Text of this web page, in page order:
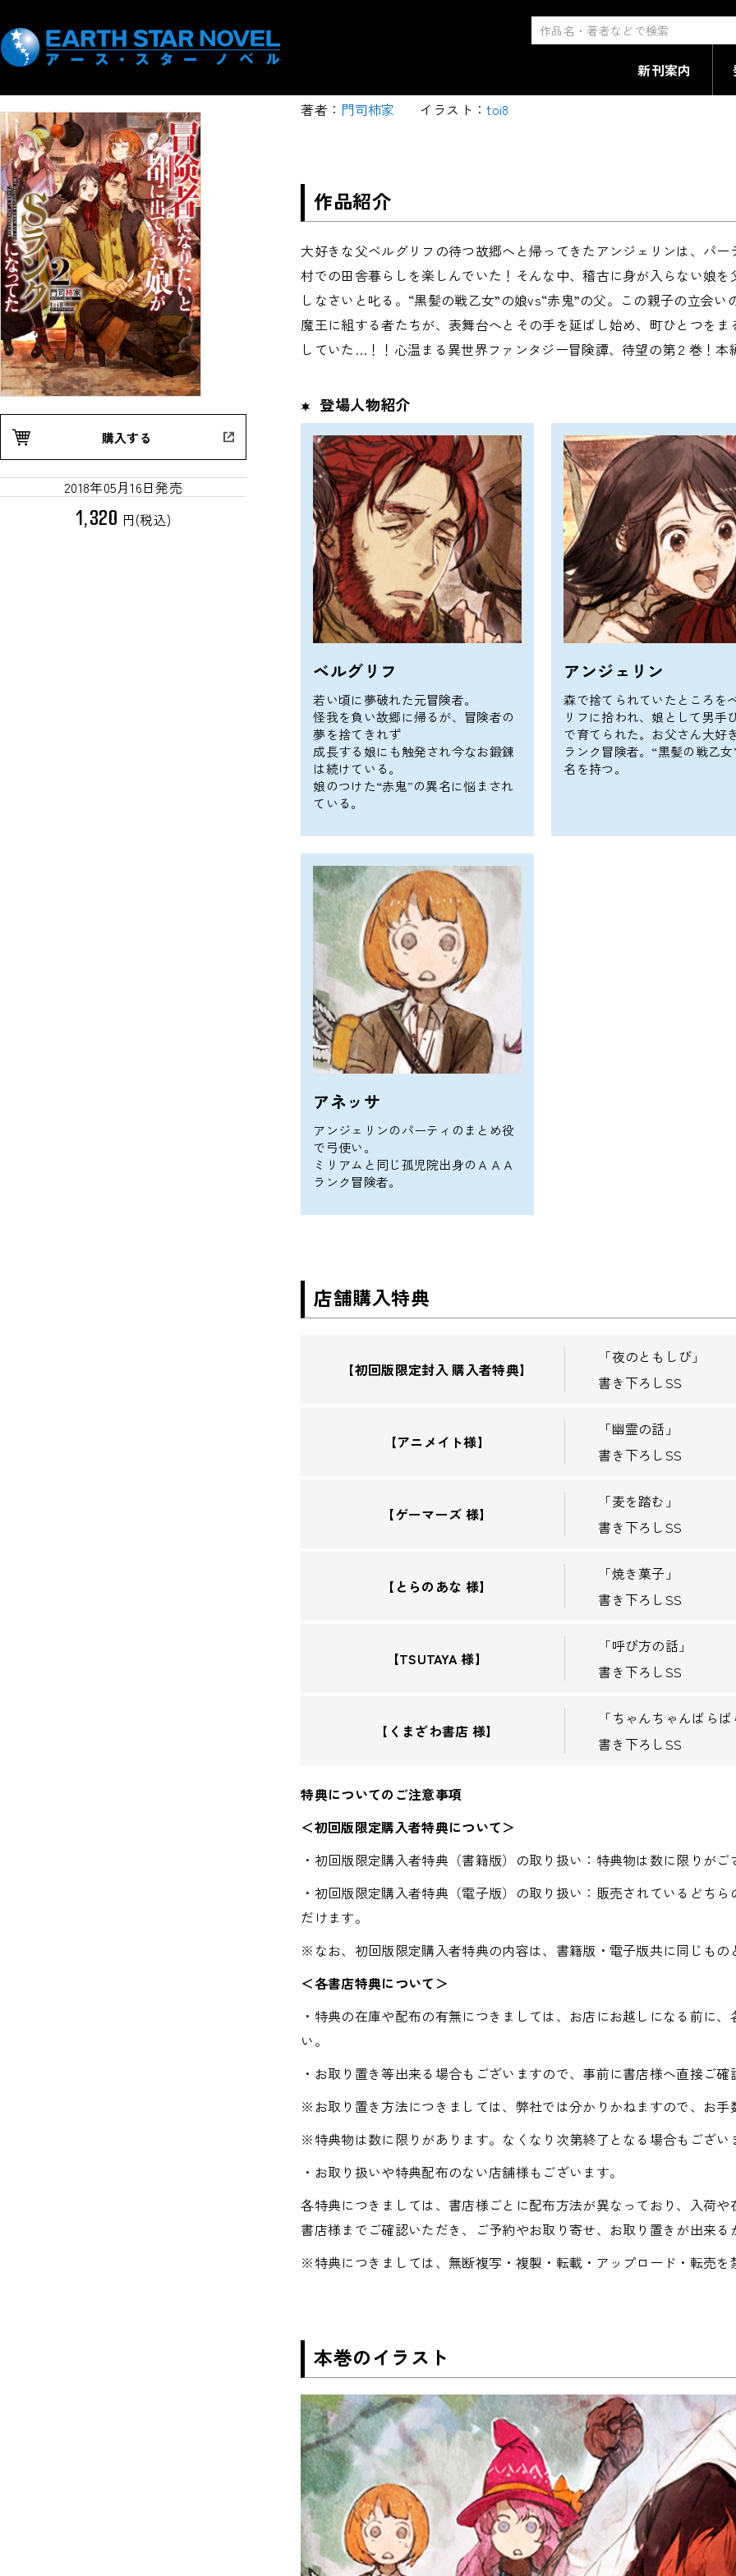
新刊案内
購入する
2018年05月16日発売
1,320 円(税込)
冒険者になりたいと都に出て行
著者： 門司柿家 イラスト：toi8
作品紹介
大好きな父ベルグリフの待つ故郷へと帰ってきたアンジェリンは、パ
村での田舎暮らしを楽しんでいた！そんな中、稽古に身が入らない娘
しなさいと叱る。“黒髪の戦乙女”の娘vs“赤鬼”の父。この親子の立会
魔王に組する者たちが、表舞台へとその手を延ばし始め、町ひとつを
していた…！！心温まる異世界ファンタジー冒険譚、待望の第２巻！
登場人物紹介
ベルグリフ
若い頃に夢破れた元冒険者。
怪我を負い故郷に帰るが、冒険者の
夢を捨てきれず
成長する娘にも触発され今なお鍛錬
は続けている。
娘のつけた“赤鬼”の異名に悩まされ
ている。
アンジェリン
森で捨てられていたところを
リフに拾われ、娘として男手
で育てられた。お父さん大好
ランク冒険者。“黒髪の戦乙
名を持つ。
アネッサ
アンジェリンのパーティのまとめ役
で弓使い。
ミリアムと同じ孤児院出身のＡＡＡ
ランク冒険者。
店舗購入特典
【初回版限定封入 購入者特典】
「夜のともしび」
書き下ろしSS
【アニメイト様】
「幽霊の話」
書き下ろしSS
【ゲーマーズ 様】
「麦を踏む」
書き下ろしSS
【とらのあな 様】
「焼き菓子」
書き下ろしSS
【TSUTAYA 様】
「呼び方の話」
書き下ろしSS
【くまざわ書店 様】
「ちゃんちゃんばら
書き下ろしSS
特典についてのご注意事項
＜初回版限定購入者特典について＞
・初回版限定購入者特典（書籍版）の取り扱い：特典物は数に限りが
・初回版限定購入者特典（電子版）の取り扱い：販売されているどち
だけます。
※なお、初回版限定購入者特典の内容は、書籍版・電子版共に同じもの
＜各書店特典について＞
・特典の在庫や配布の有無につきましては、お店にお越しになる前に
い。
・お取り置き等出来る場合もございますので、事前に書店様へ直接ご
※お取り置き方法につきましては、弊社では分かりかねますので、お
※特典物は数に限りがあります。なくなり次第終了となる場合もござ
・お取り扱いや特典配布のない店舗様もございます。
各特典につきましては、書店様ごとに配布方法が異なっており、入荷
書店様までご確認いただき、ご予約やお取り寄せ、お取り置きが出来
※特典につきましては、無断複写・複製・転載・アップロード・転売を
本巻のイラスト